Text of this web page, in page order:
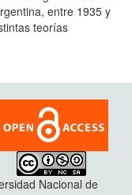
entre 1935 y
teorías
Nacional de